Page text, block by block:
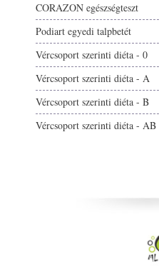
CORAZON egészségteszt
Podiart egyedi talpbetét
Vércsoport szerinti diéta - 0
Vércsoport szerinti diéta - A
Vércsoport szerinti diéta - B
Vércsoport szerinti diéta - AB